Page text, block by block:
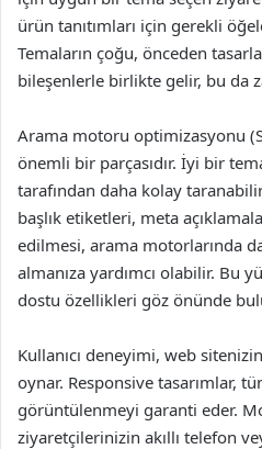
ürün tanıtımları için gerekli
Temaların çoğu, önceden
bileşenlerle birlikte gelir, bu da
Arama motoru optimizasyonu
önemli bir parçasıdır. İyi bir
tarafından daha kolay
başlık etiketleri, meta
edilmesi, arama motorlarında
almanıza yardımcı olabilir. Bu
dostu özellikleri göz önünde
Kullanıcı deneyimi, web
oynar. Responsive tasarımlar,
görüntülenmeyi garanti eder.
ziyaretçilerinizin akıllı telefon